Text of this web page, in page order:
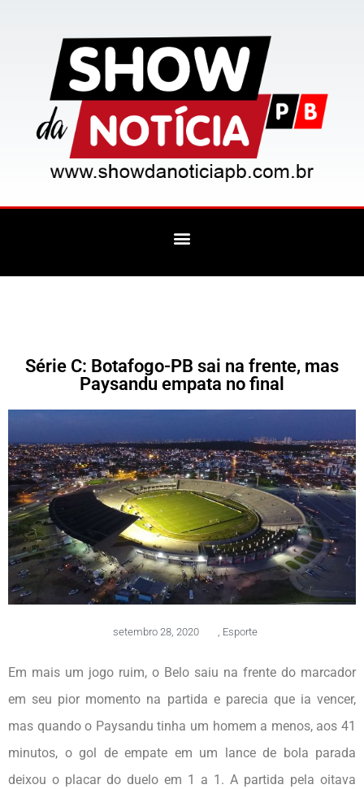
Série C: Botafogo-PB sai na frente, mas
Paysandu empata no final
setembro 28, 2020 , Esporte
Em mais um jogo ruim, o Belo saiu na frente do marcador
em seu pior momento na partida e parecia que ia vencer,
mas quando o Paysandu tinha um homem a menos, aos 41
minutos, o gol de empate em um lance de bola parada
deixou o placar do duelo em 1 a 1. A partida pela oitava